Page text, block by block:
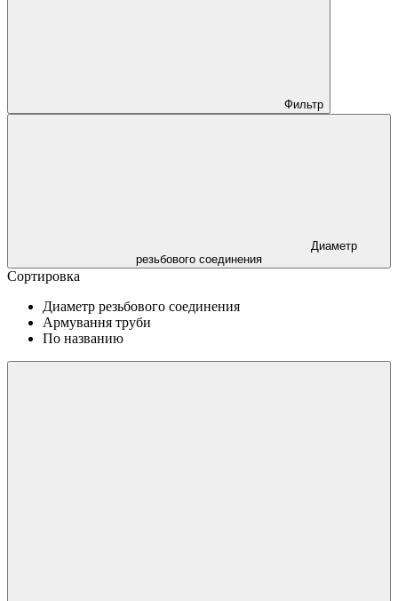
Фильтр
Диаметр
резьбового соединения
Сортировка
Диаметр резьбового соединения
Армування труби
По названию